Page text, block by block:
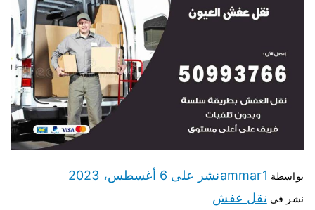
بواسطة ammar1نشر على 6 أغسطس، 2023
نشر في نقل عفش